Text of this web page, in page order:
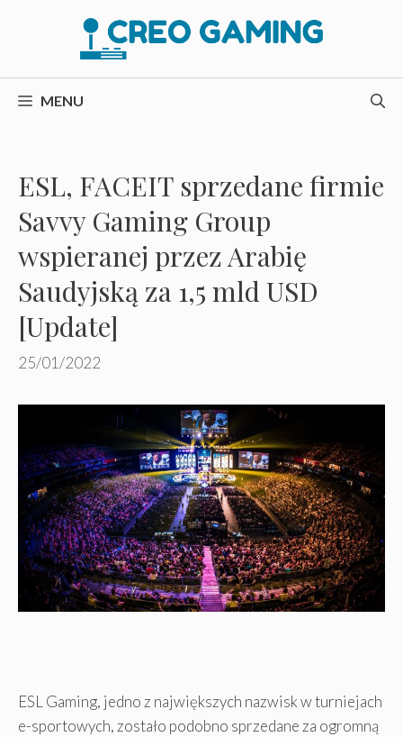
MENU
ESL, FACEIT sprzedane firmie
Savvy Gaming Group
wspieranej przez Arabię ​​
Saudyjską za 1,5 mld USD
[Update]
25/01/2022
ESL Gaming, jedno z największych nazwisk w turniejach
e-sportowych, zostało podobno sprzedane za ogromną